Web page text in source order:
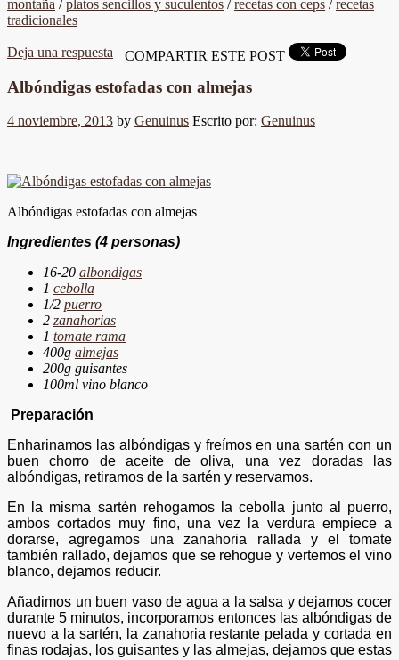
montaña /platos sencillos y suculentos /recetas con ceps /recetas
tradicionales
Deja una respuesta COMPARTIR ESTE POST
Albóndigas estofadas con almejas
4 noviembre, 2013 by Genuinus Escrito por: Genuinus
Albóndigas estofadas con almejas
Ingredientes (4 personas)
16-20 albondigas
1 cebolla
1/2 puerro
2 zanahorias
1 tomate rama
400g almejas
200g guisantes
100ml vino blanco
Preparación
Enharinamos las albóndigas y freímos en una sartén con un
buen chorro de aceite de oliva, una vez doradas las
albóndigas, retiramos de la sartén y reservamos.
En la misma sartén rehogamos la cebolla junto al puerro,
ambos cortados muy fino, una vez la verdura empiece a
dorarse, agregamos una zanahoria rallada y el tomate
también rallado, dejamos que se rehogue y vertemos el vino
blanco, dejamos reducir.
Añadimos un buen vaso de agua a la salsa y dejamos cocer
durante 5 minutos, incorporamos entonces las albóndigas de
nuevo a la sartén, la zanahoria restante pelada y cortada en
finas rodajas, los guisantes y las almejas, dejamos que estas